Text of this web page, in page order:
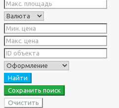
Найти
Сохранить поиск
Очистить